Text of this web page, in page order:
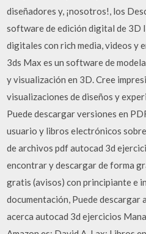
diseñadores y, ¡nosotros!, los
software de edición digital de 3D
digitales con rich media, videos y
3ds Max es un software de
y visualización en 3D. Cree
visualizaciones de diseños y
Puede descargar versiones en
usuario y libros electrónicos
de archivos pdf autocad 3d
encontrar y descargar de forma
gratis (avisos) con principiante e
documentación, Puede descargar
acerca autocad 3d ejercicios